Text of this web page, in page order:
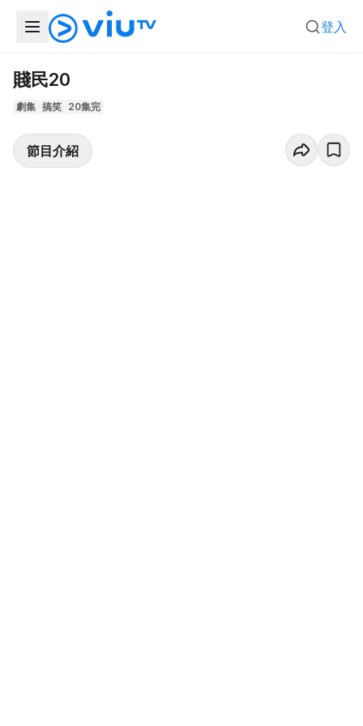
登入
賤民20
劇集 搞笑 20集完
節目介紹